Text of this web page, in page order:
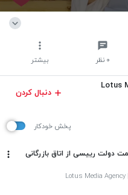
۰ نظر بیشتر
دنبال کردن
پخش خودکار
دولت رییسی از اتاق بازرگانی